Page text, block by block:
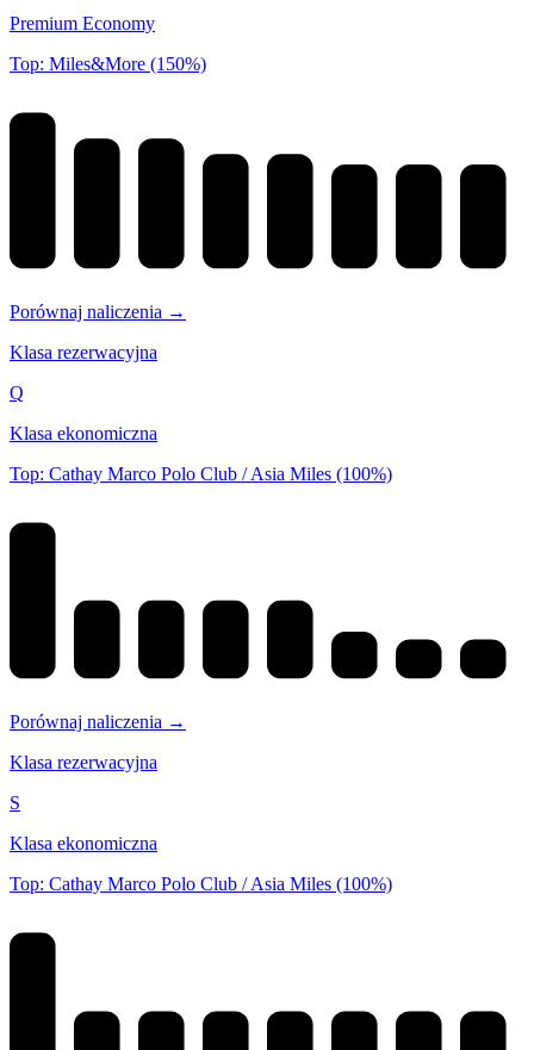
Premium Economy
Top: Miles&More (150%)
Porównaj naliczenia →
Klasa rezerwacyjna
Q
Klasa ekonomiczna
Top: Cathay Marco Polo Club / Asia Miles (100%)
Porównaj naliczenia →
Klasa rezerwacyjna
S
Klasa ekonomiczna
Top: Cathay Marco Polo Club / Asia Miles (100%)